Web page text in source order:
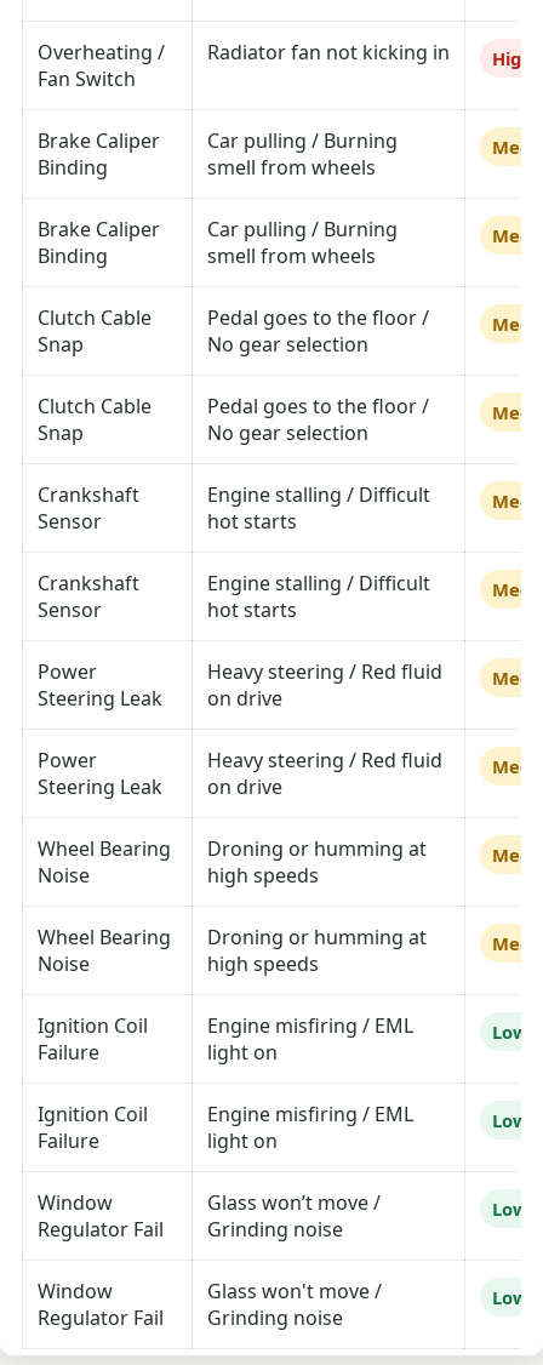
Overheating /
Fan Switch
Radiator fan not kicking in High
Brake Caliper
Binding
Car pulling / Burning
smell from wheels
Brake Caliper
Binding
Car pulling / Burning
smell from wheels
Clutch Cable
Snap
Pedal goes to the floor /
No gear selection
Clutch Cable
Snap
Pedal goes to the floor /
No gear selection
Crankshaft
Sensor
Engine stalling / Difficult
hot starts
Crankshaft
Sensor
Engine stalling / Difficult
hot starts
Power
Steering Leak
Heavy steering / Red fluid
on drive
Power
Steering Leak
Heavy steering / Red fluid
on drive
Wheel Bearing
Noise
Droning or humming at
high speeds
Wheel Bearing
Noise
Droning or humming at
high speeds
Ignition Coil
Failure
Engine misfiring / EML
light on
Low
Ignition Coil
Failure
Engine misfiring / EML
light on
Low
Window
Regulator Fail
Glass won’t move /
Grinding noise
Low
Window
Regulator Fail
Glass won't move /
Grinding noise
Low